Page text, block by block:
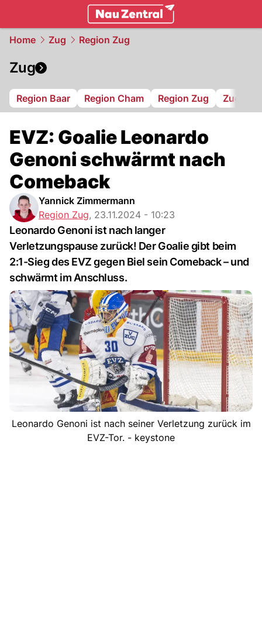
Home Zug Region Zug
Zug
Region Baar Region Cham Region Zug Zug 94
EVZ: Goalie Leonardo
Genoni schwärmt nach
Comeback
Yannick Zimmermann
Region Zug, 23.11.2024 - 10:23
Leonardo Genoni ist nach langer
Verletzungspause zurück! Der Goalie gibt beim
2:1-Sieg des EVZ gegen Biel sein Comeback – und
schwärmt im Anschluss.
Leonardo Genoni ist nach seiner Verletzung zurück im
EVZ-Tor. - keystone